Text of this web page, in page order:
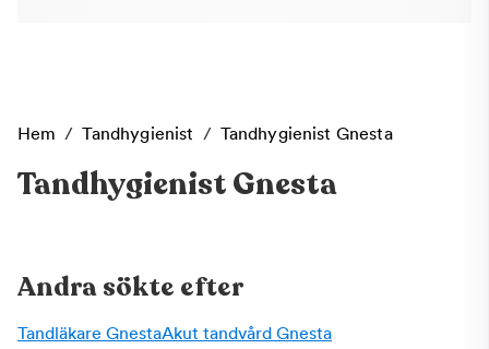
Hem / Tandhygienist / Tandhygienist Gnesta
Tandhygienist Gnesta
Andra sökte efter
Tandläkare GnestaAkut tandvård Gnesta